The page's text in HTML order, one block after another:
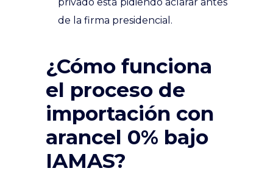
de la firma presidencial.
¿Cómo funciona
el proceso de
importación con
arancel 0% bajo
IAMAS?